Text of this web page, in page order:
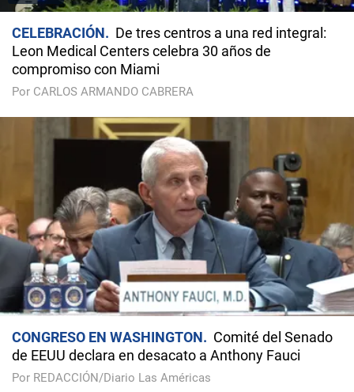
CELEBRACIÓN
De tres centros a una red integral:
Leon Medical Centers celebra 30 años de
compromiso con Miami
Por CARLOS ARMANDO CABRERA
CONGRESO EN WASHINGTON
Comité del Senado
de EEUU declara en desacato a Anthony Fauci
Por REDACCIÓN/Diario Las Américas